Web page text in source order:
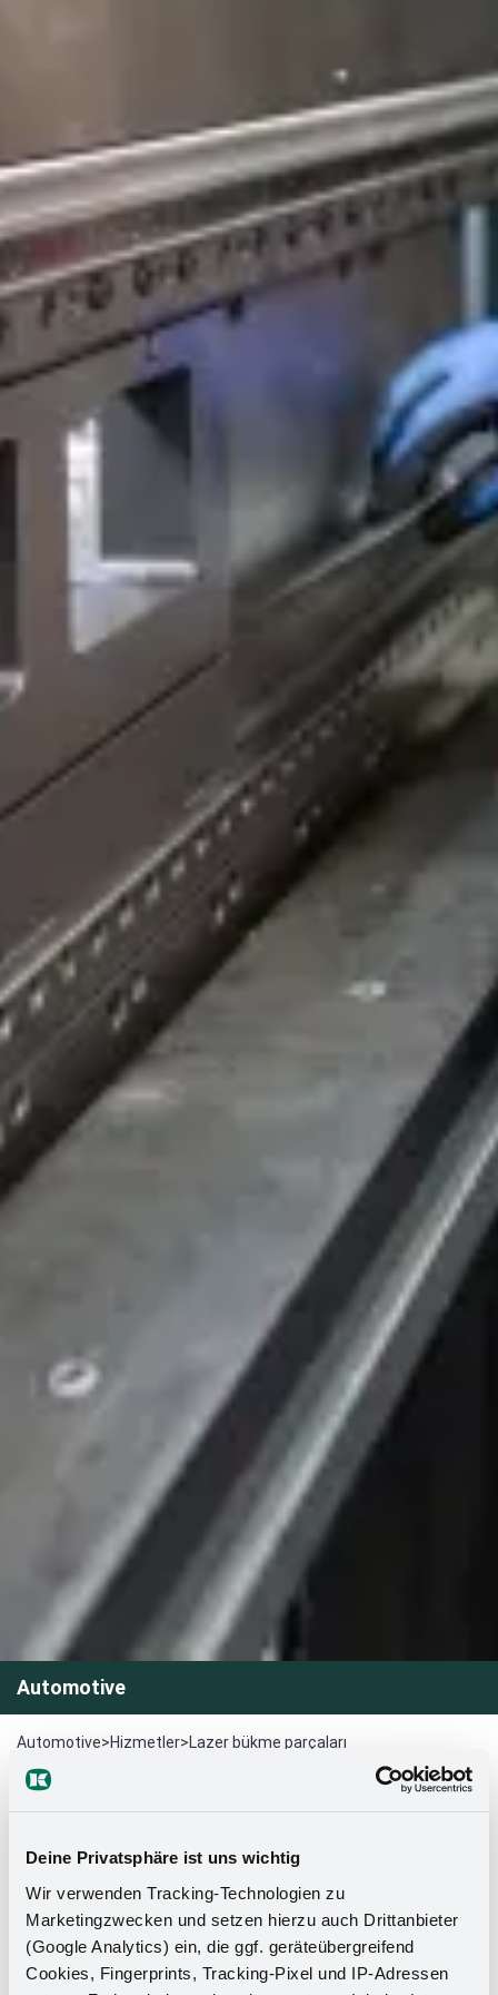
Deine Privatsphäre ist uns wichtig
Wir verwenden Tracking-Technologien zu
Marketingzwecken und setzen hierzu auch Drittanbieter
(Google Analytics) ein, die ggf. geräteübergreifend
Cookies, Fingerprints, Tracking-Pixel und IP-Adressen
Automotive
Automotive>Hizmetler>Lazer bükme parçaları
Hassas lazer bükülmüş parçalar
ölçüye göre yapılır
hassasiyetli, müşteriye özel lazer büküm parçaları
üretiminde uzmanız.
Modern makine parkurumuz ve deneyimli ekibimiz, karmaşık